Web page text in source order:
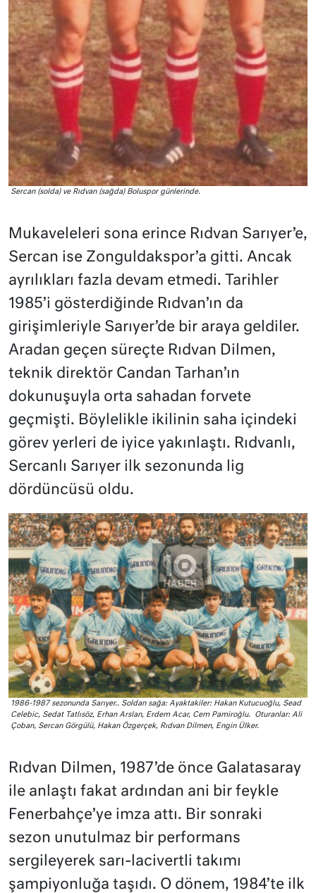
Sercan (solda) ve Rıdvan (sağda) Boluspor günlerinde.
Mukaveleleri sona erince Rıdvan Sarıyer’e,
Sercan ise Zonguldakspor’a gitti. Ancak
ayrılıkları fazla devam etmedi. Tarihler
1985’i gösterdiğinde Rıdvan’ın da
girişimleriyle Sarıyer’de bir araya geldiler.
Aradan geçen süreçte Rıdvan Dilmen,
teknik direktör Candan Tarhan’ın
dokunuşuyla orta sahadan forvete
geçmişti. Böylelikle ikilinin saha içindeki
görev yerleri de iyice yakınlaştı. Rıdvanlı,
Sercanlı Sarıyer ilk sezonunda lig
dördüncüsü oldu.
1986-1987 sezonunda Sarıyer.. Soldan sağa: Ayaktakiler: Hakan Kutucuoğlu, Sead
Celebic, Sedat Tatlısöz, Erhan Arslan, Erdem Acar, Cem Pamiroğlu. Oturanlar: Ali
Çoban, Sercan Görgülü, Hakan Özgerçek, Rıdvan Dilmen, Engin Ülker.
Rıdvan Dilmen, 1987’de önce Galatasaray
ile anlaştı fakat ardından ani bir feykle
Fenerbahçe’ye imza attı. Bir sonraki
sezon unutulmaz bir performans
sergileyerek sarı-lacivertli takımı
şampiyonluğa taşıdı. O dönem, 1984’te ilk